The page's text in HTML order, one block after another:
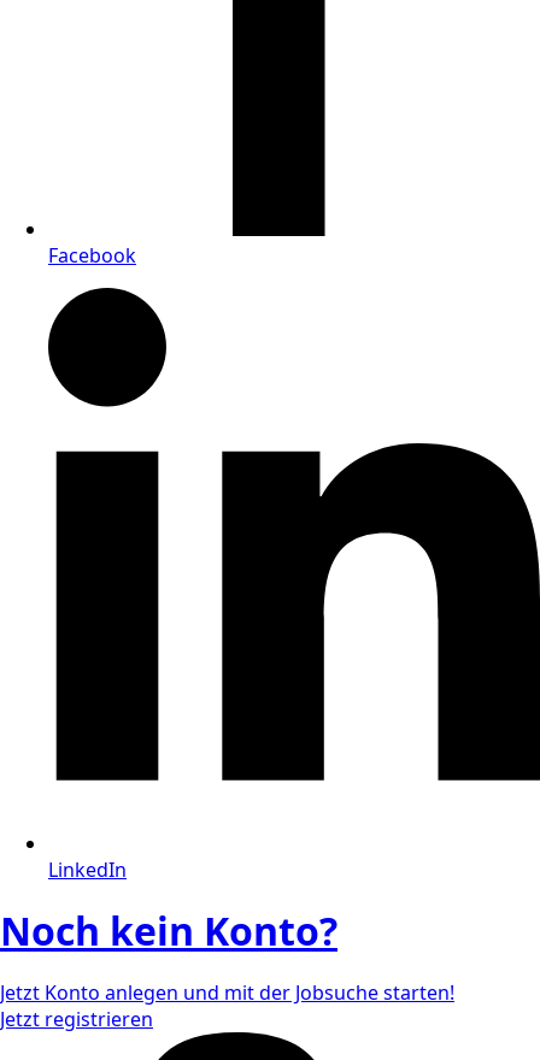
Facebook
LinkedIn
Noch kein Konto?
Jetzt Konto anlegen und mit der Jobsuche starten!
Jetzt registrieren